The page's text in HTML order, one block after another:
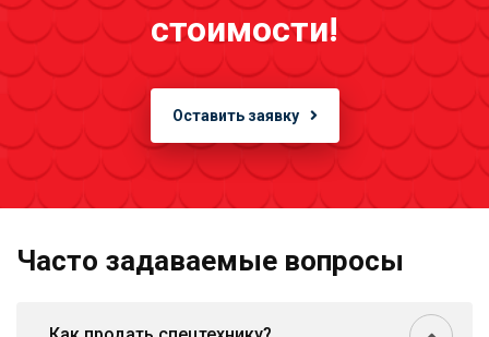
стоимости!
Оставить заявку
Часто задаваемые вопросы